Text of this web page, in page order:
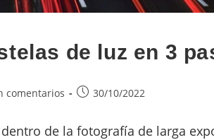
de luz en 3
comentarios 30/10/2022
de la fotografía de larga